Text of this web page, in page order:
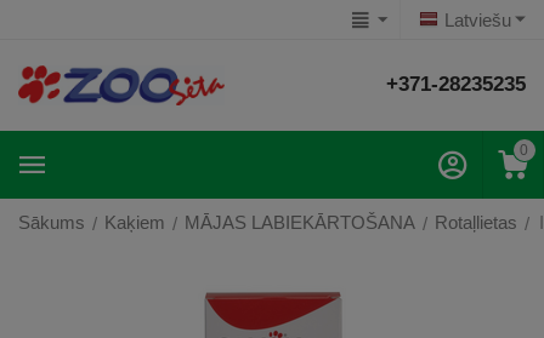
Latviešu
+371-28235235
0
Sākums / Kaķiem / MĀJAS LABIEKĀRTOŠANA / Rotaļlietas /